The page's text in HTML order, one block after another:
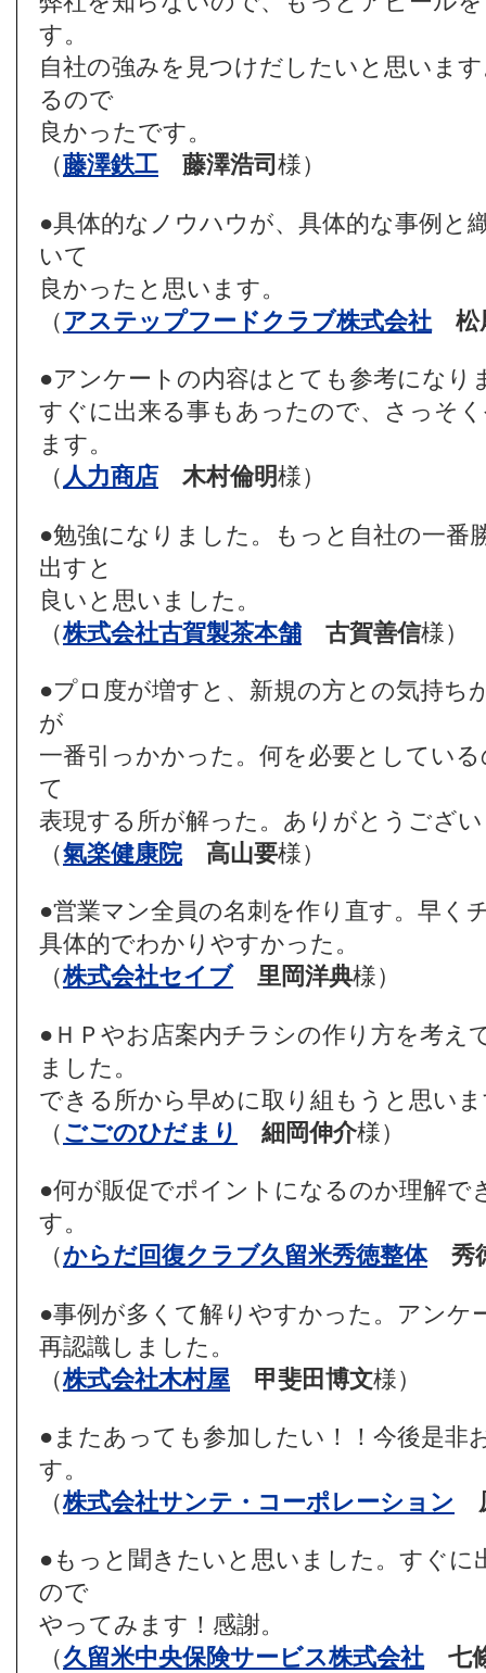
す。
自社の強みを見つけだしたいと思いま
るので
良かったです。
（藤澤鉄工 藤澤浩司 様）
●具体的なノウハウが、具体的な事例と
いて
良かったと思います。
（ アステップフードクラブ株式会社 松
●アンケートの内容はとても参考になり
すぐに出来る事もあったので、さっそ
ます。
（ 人力商店 木村倫明様）
●勉強になりました。もっと自社の一番
出すと
良いと思いました。
（株式会社古賀製茶本舗 古賀善信様）
●プロ度が増すと、新規の方との気持ち
が
一番引っかかった。何を必要としてい
て
表現する所が解った。ありがとうござ
（氣楽健康院 高山要様）
●営業マン全員の名刺を作り直す。早く
具体的でわかりやすかった。
（株式会社セイブ 里岡洋典様）
●ＨＰやお店案内チラシの作り方を考え
ました。
できる所から早めに取り組もうと思い
（ ごごのひだまり 細岡伸介様）
●何が販促でポイントになるのか理解で
す。
（からだ回復クラブ久留米秀徳整体 秀
●事例が多くて解りやすかった。アンケ
再認識しました。
（株式会社木村屋 甲斐田博文様）
●またあっても参加したい！！今後是非
す。
（株式会社サンテ・コーポレーション
●もっと聞きたいと思いました。すぐに
ので
やってみます！感謝。
（久留米中央保険サービス株式会社 七